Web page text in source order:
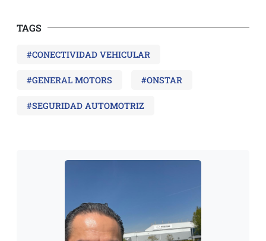
TAGS
#CONECTIVIDAD VEHICULAR
#GENERAL MOTORS #ONSTAR
#SEGURIDAD AUTOMOTRIZ